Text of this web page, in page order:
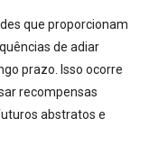
que proporcionam
de adiar
prazo. Isso ocorre
recompensas
abstratos e